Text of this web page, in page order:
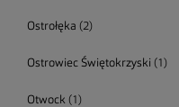
Ostrołęka (2)
Ostrowiec Świętokrzyski (1)
Otwock (1)